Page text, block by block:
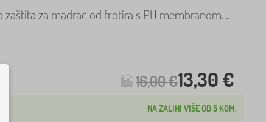
za madrac od frotira s PU membranom. ..
16,00 €13,30 €
NA ZALIHI VIŠE OD 5 KOM.